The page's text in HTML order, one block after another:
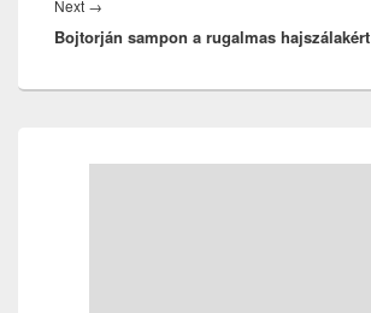
Next →
post:
Bojtorján sampon a rugalmas hajszálakért